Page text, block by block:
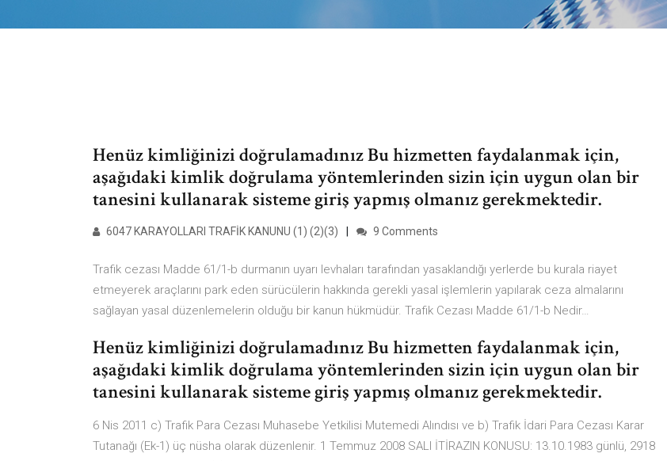
Henüz kimliğinizi doğrulamadınız Bu hizmetten faydalanmak için,
aşağıdaki kimlik doğrulama yöntemlerinden sizin için uygun olan bir
tanesini kullanarak sisteme giriş yapmış olmanız gerekmektedir.
6047 KARAYOLLARI TRAFİK KANUNU (1) (2)(3) 9 Comments
Trafik cezası Madde 61/1-b durmanın uyarı levhaları tarafından yasaklandığı yerlerde bu kurala riayet
etmeyerek araçlarını park eden sürücülerin hakkında gerekli yasal işlemlerin yapılarak ceza almalarını
sağlayan yasal düzenlemelerin olduğu bir kanun hükmüdür. Trafik Cezası Madde 61/1-b Nedir…
Henüz kimliğinizi doğrulamadınız Bu hizmetten faydalanmak için,
aşağıdaki kimlik doğrulama yöntemlerinden sizin için uygun olan bir
tanesini kullanarak sisteme giriş yapmış olmanız gerekmektedir.
6 Nis 2011 c) Trafik Para Cezası Muhasebe Yetkilisi Mutemedi Alındısı ve b) Trafik İdari Para Cezası Karar
Tutanağı (Ek-1) üç nüsha olarak düzenlenir. 1 Temmuz 2008 SALI İTİRAZIN KONUSU: 13.10.1983 günlü, 2918